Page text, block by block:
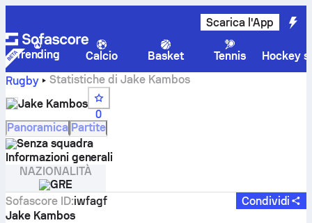
Scarica l'App
Trending Calcio Basket Tennis
Hockey
Rugby
Statistiche di Jake Kambos
Jake Kambos
0
Panoramica Partite
Senza squadra
Informazioni generali
NAZIONALITÀ
GRE
Sofascore ID:iwfagf
Condividi
Jake Kambos